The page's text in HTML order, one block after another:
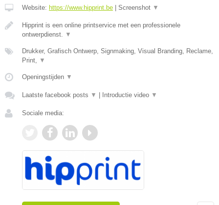
Website: https://www.hipprint.be | Screenshot ▼
Hipprint is een online printservice met een professionele
ontwerpdienst.
▼
Drukker, Grafisch Ontwerp, Signmaking, Visual Branding, Reclame,
Print,
▼
Openingstijden ▼
Laatste facebook posts ▼ | Introductie video ▼
Sociale media: